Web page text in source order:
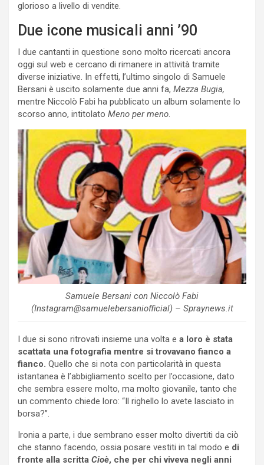
glorioso a livello di vendite.
Due icone musicali anni ’90
I due cantanti in questione sono molto ricercati ancora
oggi sul web e cercano di rimanere in attività tramite
diverse iniziative. In effetti, l’ultimo singolo di Samuele
Bersani è uscito solamente due anni fa, Mezza Bugia,
mentre Niccolò Fabi ha pubblicato un album solamente lo
scorso anno, intitolato Meno per meno.
Samuele Bersani con Niccolò Fabi
(Instagram@samuelebersaniofficial) – Spraynews.it
I due si sono ritrovati insieme una volta e a loro è stata
scattata una fotografia mentre si trovavano fianco a
fianco. Quello che si nota con particolarità in questa
istantanea è l’abbigliamento scelto per l’occasione, dato
che sembra essere molto, ma molto giovanile, tanto che
un commento chiede loro: “Il righello lo avete lasciato in
borsa?”.
Ironia a parte, i due sembrano esser molto divertiti da ciò
che stanno facendo, ossia posare vestiti in tal modo e di
fronte alla scritta Cioè, che per chi viveva negli anni